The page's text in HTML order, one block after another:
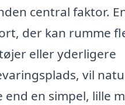
central faktor.
der kan rumme
eller yderligere
vil
end en simpel, lille